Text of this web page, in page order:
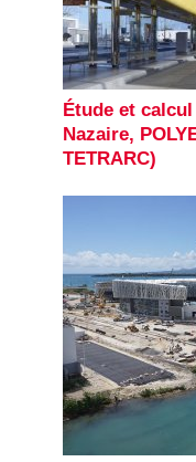
Étude et
Nazaire,
TETRARC)